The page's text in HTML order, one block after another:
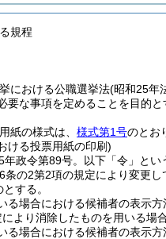
規程
における公職選挙法(昭和25年
要な事項を定めることを目的と
紙の様式は、 様式第1号のとお
ける投票用紙の印刷)
年政令第89号。以下「令」とい
の2第2項の規定により変更
する。
る場合における候補者の表示方
より消除したものを用いる場
る場合における候補者の表示方